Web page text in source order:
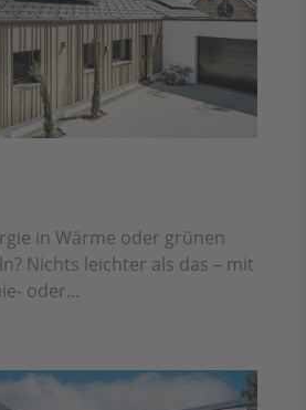
in Wärme oder grünen
Nichts leichter als das – mit
oder...